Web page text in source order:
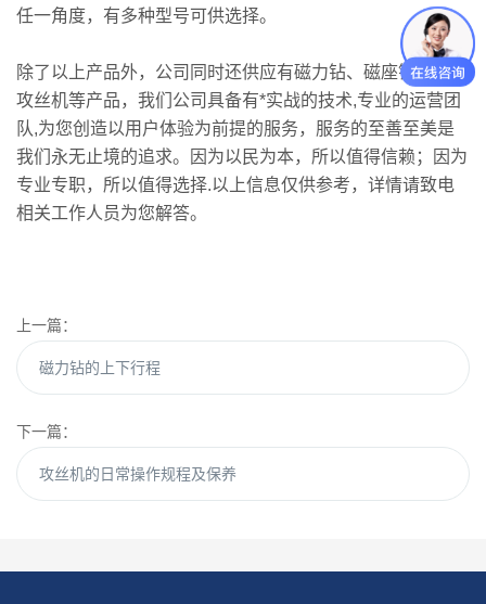
任一角度，有多种型号可供选择。
除了以上产品外，公司同时还供应有磁力钻、磁座钻、电动
攻丝机等产品，我们公司具备有*实战的技术,专业的运营团
队,为您创造以用户体验为前提的服务，服务的至善至美是
我们永无止境的追求。因为以民为本，所以值得信赖；因为
专业专职，所以值得选择.以上信息仅供参考，详情请致电
相关工作人员为您解答。
上一篇：
磁力钻的上下行程
下一篇：
攻丝机的日常操作规程及保养